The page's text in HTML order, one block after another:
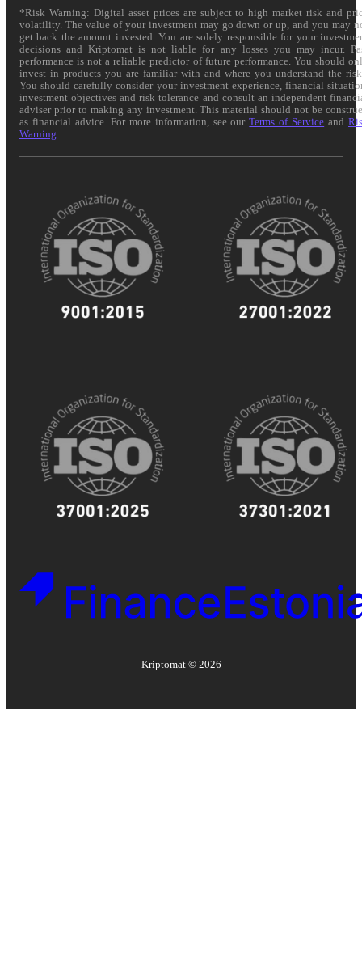
*Risk Warning: Digital asset prices are subject to high market risk and
volatility. The value of your investment may go down or up, and you may
get back the amount invested. You are solely responsible for your
decisions and Kriptomat is not liable for any losses you may incur.
performance is not a reliable predictor of future performance. You should
invest in products you are familiar with and where you understand the
You should carefully consider your investment experience, financial
investment objectives and risk tolerance and consult an independent
adviser prior to making any investment. This material should not be
as financial advice. For more information, see ourTerms of Service and
Warning
Kriptomat © 2026